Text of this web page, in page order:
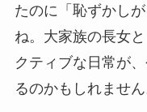
たのに「恥ずかし
ね。大家族の長女
クティブな日常が
るのかもしれません